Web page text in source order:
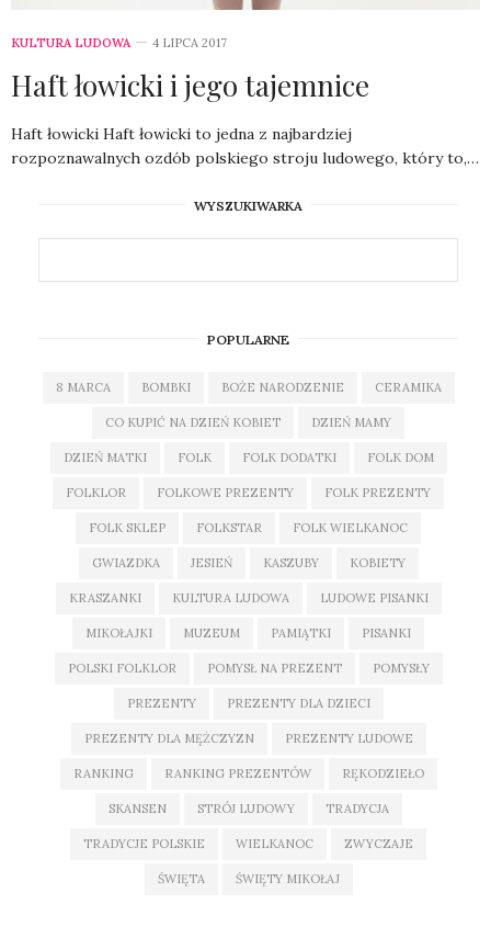
KULTURA LUDOWA 4 LIPCA 2017
Haft łowicki i jego tajemnice
Haft łowicki Haft łowicki to jedna z najbardziej
rozpoznawalnych ozdób polskiego stroju ludowego, który to,…
WYSZUKIWARKA
POPULARNE
8 MARCA BOMBKI BOŻE NARODZENIE CERAMIKA
CO KUPIĆ NA DZIEŃ KOBIET DZIEŃ MAMY
DZIEŃ MATKI FOLK FOLK DODATKI FOLK DOM
FOLKLOR FOLKOWE PREZENTY FOLK PREZENTY
FOLK SKLEP FOLKSTAR FOLK WIELKANOC
GWIAZDKA JESIEŃ KASZUBY KOBIETY
KRASZANKI KULTURA LUDOWA LUDOWE PISANKI
MIKOŁAJKI MUZEUM PAMIĄTKI PISANKI
POLSKI FOLKLOR POMYSŁ NA PREZENT POMYSŁY
PREZENTY PREZENTY DLA DZIECI
PREZENTY DLA MĘŻCZYZN PREZENTY LUDOWE
RANKING RANKING PREZENTÓW RĘKODZIEŁO
SKANSEN STRÓJ LUDOWY TRADYCJA
TRADYCJE POLSKIE WIELKANOC ZWYCZAJE
ŚWIĘTA ŚWIĘTY MIKOŁAJ